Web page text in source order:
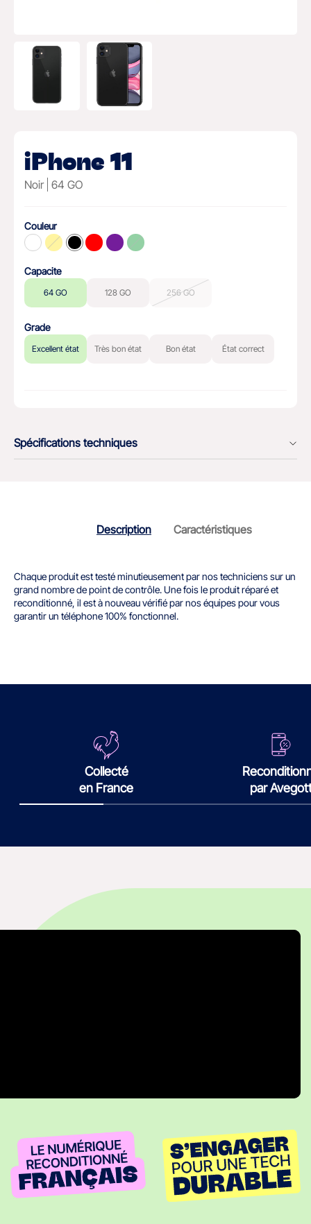
iPhone 11
Noir 64 GO
Couleur
Capacite
64 GO 128 GO 256 GO
Grade
Excellent état Très bon état Bon état État correct
Spécifications techniques
Description Caractéristiques
Chaque produit est testé minutieusement par nos techniciens sur un
grand nombre de point de contrôle. Une fois le produit réparé et
reconditionné, il est à nouveau vérifié par nos équipes pour vous
garantir un téléphone 100% fonctionnel.
Collecté
en France
par